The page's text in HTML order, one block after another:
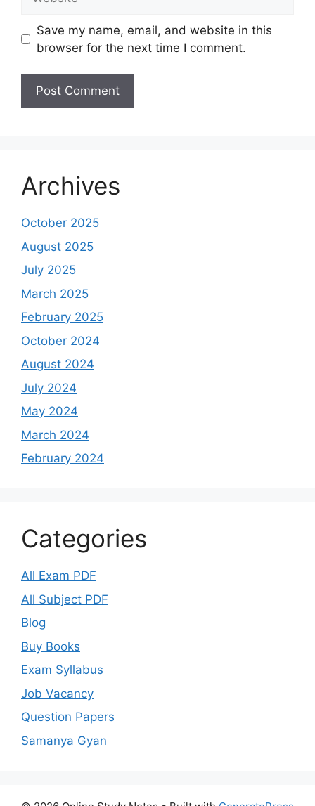
Save my name, email, and website in this
browser for the next time I comment.
Archives
October 2025
August 2025
July 2025
March 2025
February 2025
October 2024
August 2024
July 2024
May 2024
March 2024
February 2024
Categories
All Exam PDF
All Subject PDF
Blog
Buy Books
Exam Syllabus
Job Vacancy
Question Papers
Samanya Gyan